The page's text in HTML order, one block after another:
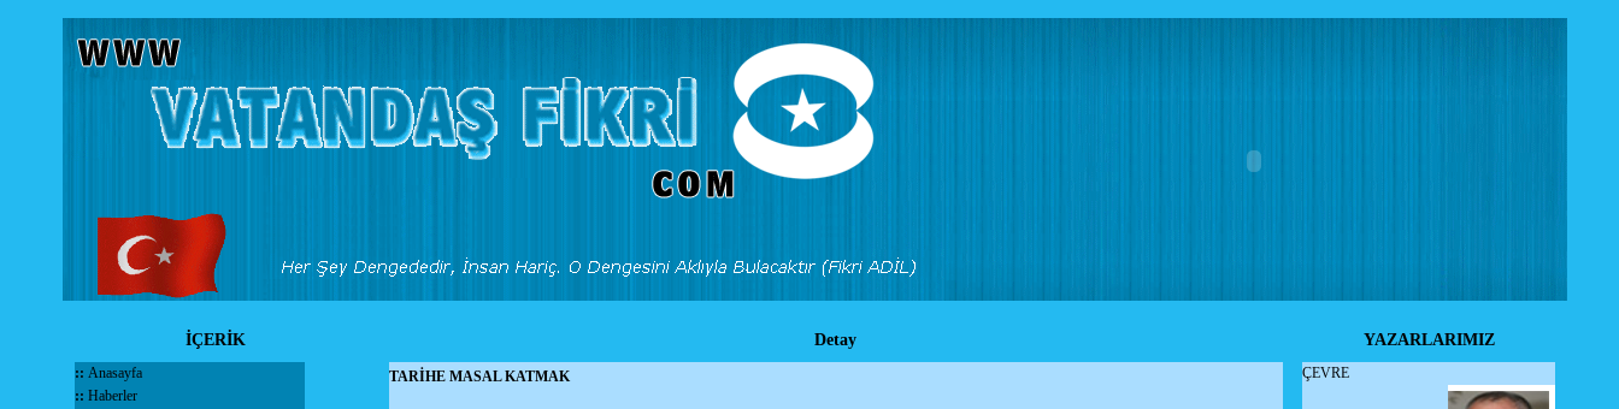
İÇERİK Detay YAZARLARIMIZ
:: Anasayfa
:: Haberler
TARİHE MASAL KATMAK ÇEVRE